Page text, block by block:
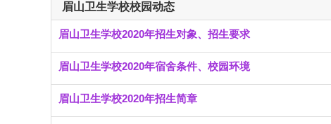
眉山卫生学校校园动态
眉山卫生学校2020年招生对象、招生要求
眉山卫生学校2020年宿舍条件、校园环境
眉山卫生学校2020年招生简章